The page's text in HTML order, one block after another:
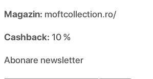
Magazin: moftcollection.ro/
Cashback: 10 %
Abonare newsletter